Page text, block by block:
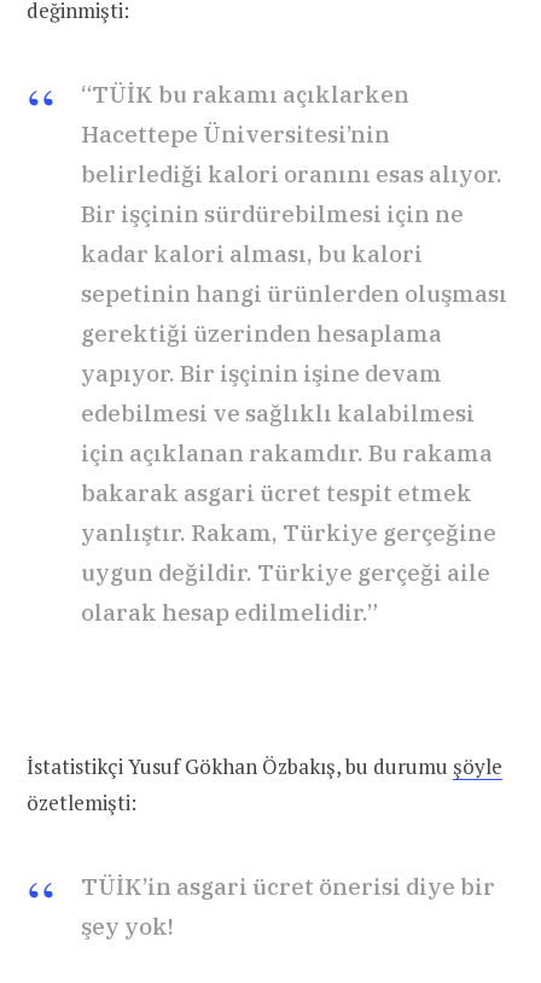
değinmişti:
“TÜİK bu rakamı açıklarken
Hacettepe Üniversitesi’nin
belirlediği kalori oranını esas alıyor.
Bir işçinin sürdürebilmesi için ne
kadar kalori alması, bu kalori
sepetinin hangi ürünlerden oluşması
gerektiği üzerinden hesaplama
yapıyor. Bir işçinin işine devam
edebilmesi ve sağlıklı kalabilmesi
için açıklanan rakamdır. Bu rakama
bakarak asgari ücret tespit etmek
yanlıştır. Rakam, Türkiye gerçeğine
uygun değildir. Türkiye gerçeği aile
olarak hesap edilmelidir.”
İstatistikçi Yusuf Gökhan Özbakış, bu durumu şöyle
özetlemişti:
TÜİK’in asgari ücret önerisi diye bir
şey yok!